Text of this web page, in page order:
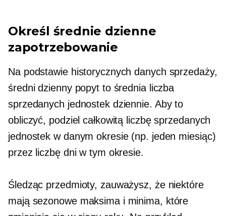
Określ średnie dzienne
zapotrzebowanie
Na podstawie historycznych danych sprzedaży,
średni dzienny popyt to średnia liczba
sprzedanych jednostek dziennie. Aby to
obliczyć, podziel całkowitą liczbę sprzedanych
jednostek w danym okresie (np. jeden miesiąc)
przez liczbę dni w tym okresie.
Śledząc przedmioty, zauważysz, że niektóre
mają sezonowe maksima i minima, które